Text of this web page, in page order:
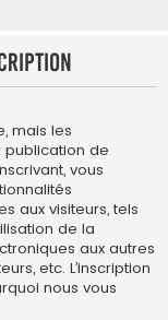
mais les
publication de
vous
aux visiteurs, tels
de la
aux autres
etc. L’inscription
nous vous